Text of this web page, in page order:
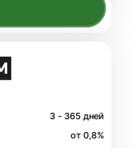
3 - 365 дней
от 0,8%